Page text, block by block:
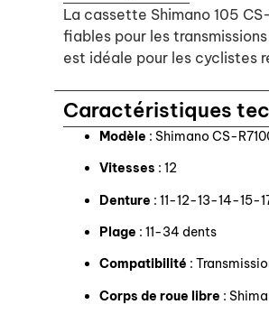
La cassette Shimano 105
fiables pour les
est idéale pour les cyclistes
Caractéristiques
Modèle : Shimano CS-
Vitesses : 12
Denture : 11-12-13-14-
Plage : 11-34 dents
Compatibilité :
Corps de roue libre :